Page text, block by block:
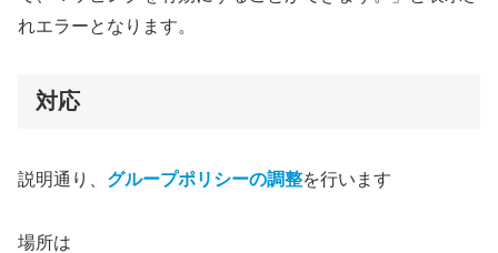
れエラーとなります。
対応
説明通り、 グループポリシーの調整を行います
場所は